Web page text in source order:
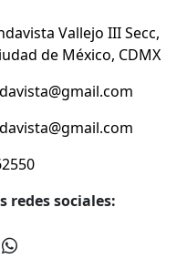
Vallejo III Secc,
de México, CDMX
redes sociales: